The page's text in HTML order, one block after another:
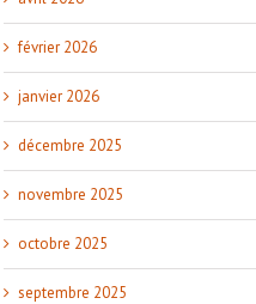
février 2026
janvier 2026
décembre 2025
novembre 2025
octobre 2025
septembre 2025